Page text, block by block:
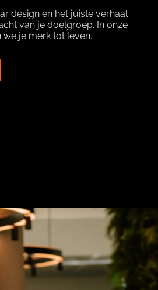
design en het juiste verhaal
van je doelgroep. In onze
je merk tot leven.